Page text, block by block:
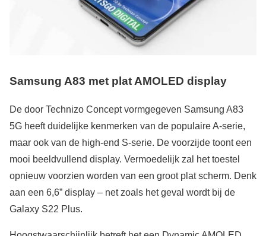
Samsung A83 met plat AMOLED display
De door Technizo Concept vormgegeven Samsung A83
5G heeft duidelijke kenmerken van de populaire A-serie,
maar ook van de high-end S-serie. De voorzijde toont een
mooi beeldvullend display. Vermoedelijk zal het toestel
opnieuw voorzien worden van een groot plat scherm. Denk
aan een 6,6” display – net zoals het geval wordt bij de
Galaxy S22 Plus.